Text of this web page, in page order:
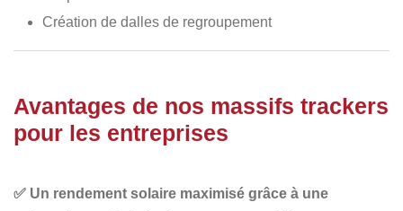
Création de dalles de regroupement
Avantages de nos massifs trackers
pour les entreprises
✅ Un rendement solaire maximisé grâce à une